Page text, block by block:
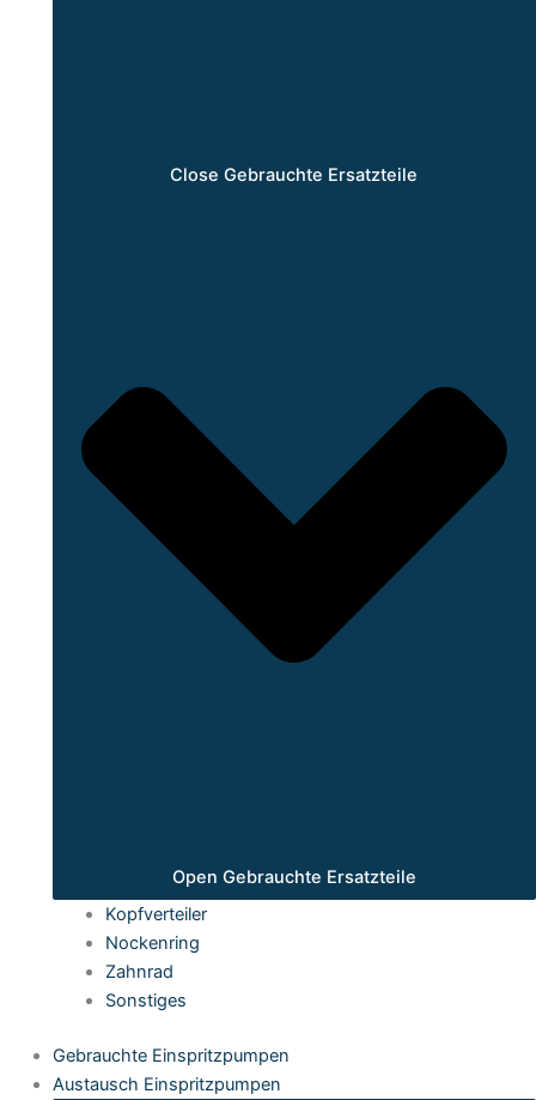
Close Gebrauchte Ersatzteile
Open Gebrauchte Ersatzteile
Kopfverteiler
Nockenring
Zahnrad
Sonstiges
Gebrauchte Einspritzpumpen
Austausch Einspritzpumpen